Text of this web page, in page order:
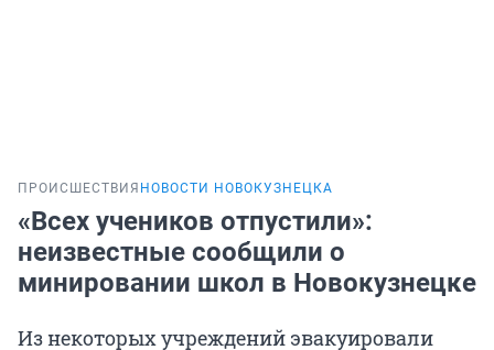
ПРОИСШЕСТВИЯ НОВОСТИ НОВОКУЗНЕЦКА
«Всех учеников отпустили»:
неизвестные сообщили о
минировании школ в Новокузнецке
Из некоторых учреждений эвакуировали